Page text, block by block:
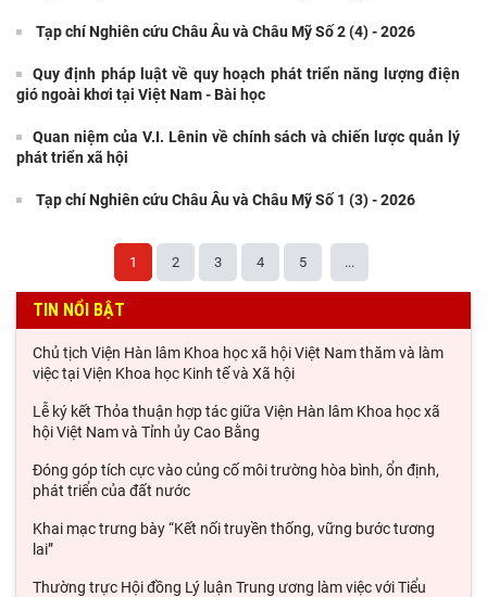
Tạp chí Nghiên cứu Châu Âu và Châu Mỹ Số 2 (4) - 2026
Quy định pháp luật về quy hoạch phát triển năng lượng điện
gió ngoài khơi tại Việt Nam - Bài học
Quan niệm của V.I. Lênin về chính sách và chiến lược quản lý
phát triển xã hội
Tạp chí Nghiên cứu Châu Âu và Châu Mỹ Số 1 (3) - 2026
1 2 3 4 5 ...
TIN NỔI BẬT
Chủ tịch Viện Hàn lâm Khoa học xã hội Việt Nam thăm và làm
việc tại Viện Khoa học Kinh tế và Xã hội
Lễ ký kết Thỏa thuận hợp tác giữa Viện Hàn lâm Khoa học xã
hội Việt Nam và Tỉnh ủy Cao Bằng
Đóng góp tích cực vào củng cố môi trường hòa bình, ổn định,
phát triển của đất nước
Khai mạc trưng bày “Kết nối truyền thống, vững bước tương
lai”
Thường trực Hội đồng Lý luận Trung ương làm việc với Tiểu